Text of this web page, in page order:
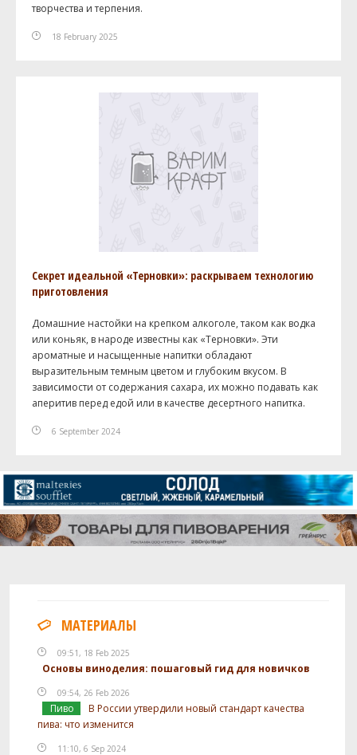
творчества и терпения.
18 February 2025
Секрет идеальной «Терновки»: раскрываем технологию
приготовления
Домашние настойки на крепком алкоголе, таком как водка
или коньяк, в народе известны как «Терновки». Эти
ароматные и насыщенные напитки обладают
выразительным темным цветом и глубоким вкусом. В
зависимости от содержания сахара, их можно подавать как
аперитив перед едой или в качестве десертного напитка.
6 September 2024
МАТЕРИАЛЫ
09:51, 18 Feb 2025
Основы виноделия: пошаговый гид для новичков
09:54, 26 Feb 2026
Пиво
В России утвердили новый стандарт качества
пива: что изменится
11:10, 6 Sep 2024